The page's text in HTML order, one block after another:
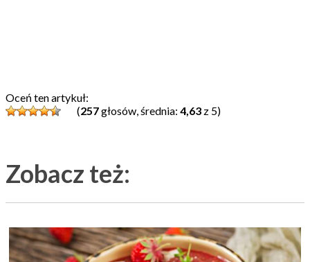
Oceń ten artykuł:
(257głosów, średnia: 4,63 z 5)
Zobacz też: